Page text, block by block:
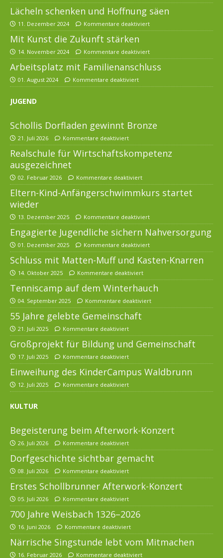
Lächeln schenken und Hoffnung säen
11. Dezember 2024 Kommentare deaktiviert
Mit Kunst die Zukunft stärken
14. November 2024 Kommentare deaktiviert
Arbeitsplatz mit Familienanschluss
01. August 2024 Kommentare deaktiviert
JUGEND
Schollis Dorfladen gewinnt Bronze
21. Juli 2026 Kommentare deaktiviert
Realschule für Wirtschaftskompetenz
ausgezeichnet
02. Februar 2026 Kommentare deaktiviert
Eltern-Kind-Anfängerschwimmkurs startet
wieder
13. Dezember 2025 Kommentare deaktiviert
Engagierte Jugendliche sichern Nahversorgung
01. Dezember 2025 Kommentare deaktiviert
Schluss mit Matten-Muff und Kasten-Knarren
14. Oktober 2025 Kommentare deaktiviert
Tenniscamp auf dem Winterhauch
04. September 2025 Kommentare deaktiviert
55 Jahre gelebte Gemeinschaft
21. Juli 2025 Kommentare deaktiviert
Großprojekt für Bildung und Gemeinschaft
17. Juli 2025 Kommentare deaktiviert
Einweihung des KinderCampus Waldbrunn
12. Juli 2025 Kommentare deaktiviert
KULTUR
Begeisterung beim Afterwork-Konzert
26. Juli 2026 Kommentare deaktiviert
Dorfgeschichte sichtbar gemacht
08. Juli 2026 Kommentare deaktiviert
Erstes Schollbrunner Afterwork-Konzert
05. Juli 2026 Kommentare deaktiviert
700 Jahre Weisbach 1326–2026
16. Juni 2026 Kommentare deaktiviert
Närrische Singstunde lebt vom Mitmachen
16. Februar 2026 Kommentare deaktiviert